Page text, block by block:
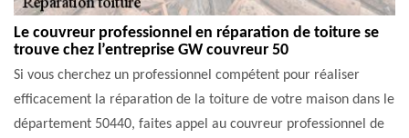
Le couvreur professionnel en réparation de toiture se
trouve chez l’entreprise GW couvreur 50
Si vous cherchez un professionnel compétent pour réaliser
efficacement la réparation de la toiture de votre maison dans le
département 50440, faites appel au couvreur professionnel de